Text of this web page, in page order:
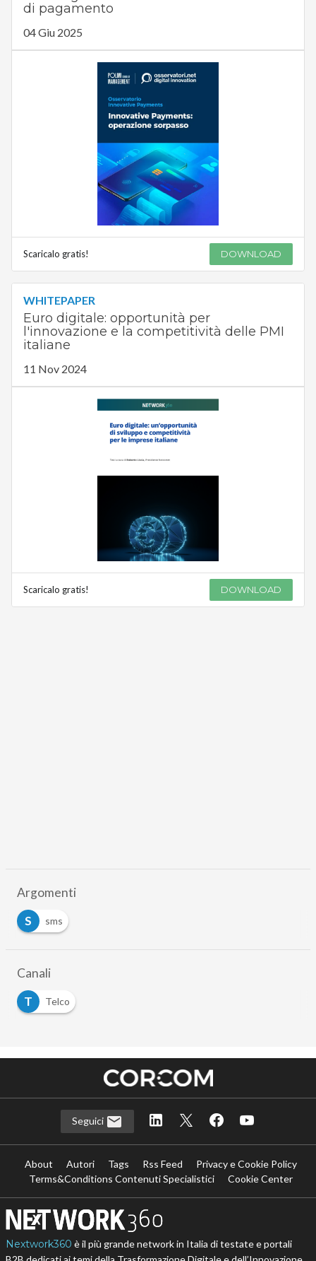
di pagamento
04 Giu 2025
Scaricalo gratis! DOWNLOAD
WHITEPAPER
Euro digitale: opportunità per
l'innovazione e la competitività delle PMI
italiane
11 Nov 2024
Scaricalo gratis! DOWNLOAD
Argomenti
S
sms
Canali
T
Telco
Seguici
About Autori Tags Rss Feed
Privacy e Cookie Policy
Terms&Conditions Contenuti Specialistici
Cookie Center
Nextwork360 è il più grande network in Italia di testate e portali